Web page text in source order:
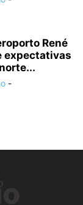
René
expectativas
-